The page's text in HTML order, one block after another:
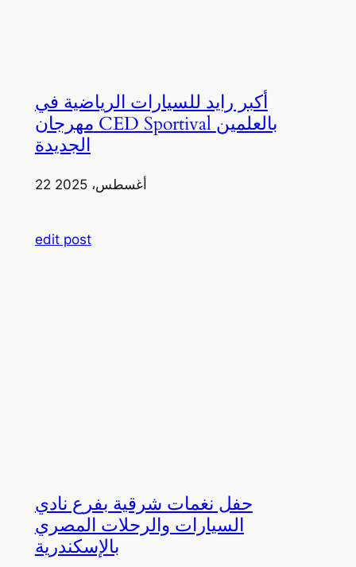
أكبر رايد للسيارات الرياضية في
مهرجان CED Sportival بالعلمين
الجديدة
22 أغسطس، 2025
edit post
حفل نغمات شرقية بفرع نادي
السيارات والرحلات المصري
بالإسكندرية